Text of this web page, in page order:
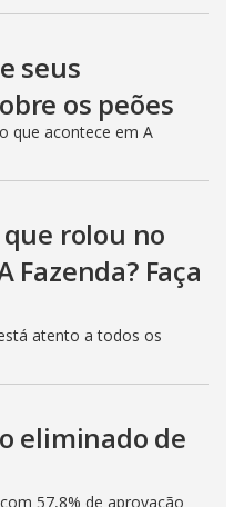
seus
os peões
que acontece em A
rolou no
Fazenda? Faça
atento a todos os
eliminado de
57,8% de aprovação